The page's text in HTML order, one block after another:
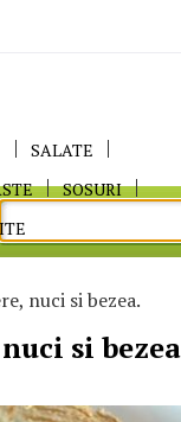
SALATE
SOSURI
nuci si bezea.
si